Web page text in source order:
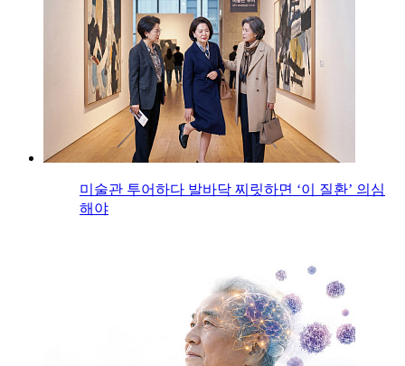
미술관 투어하다 발바닥 찌릿하면 ‘이 질환’ 의심
해야